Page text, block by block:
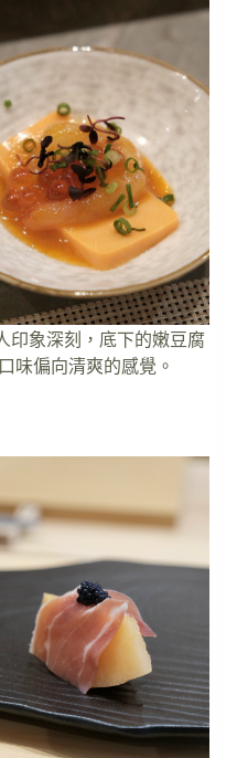
印象深刻，底下的嫩豆腐
味偏向清爽的感覺。